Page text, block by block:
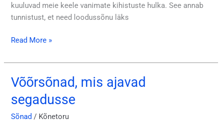
kuuluvad meie keele vanimate kihistuste hulka. See annab
tunnistust, et need loodussõnu läks
Read More »
Võõrsõnad, mis ajavad
segadusse
Sõnad / Kõnetoru
Võõrsõnad,
ajavad
segadusse